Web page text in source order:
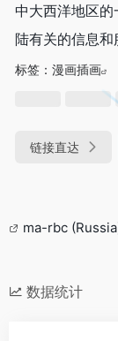
中大西洋地区
陆有关的信息和
标签： 漫画插画
链接直达
ma-rbc
数据统计